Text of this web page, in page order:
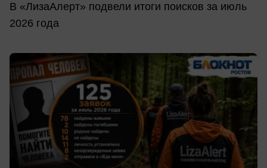
В «ЛизаАлерт» подвели итоги поисков за июль
2026 года